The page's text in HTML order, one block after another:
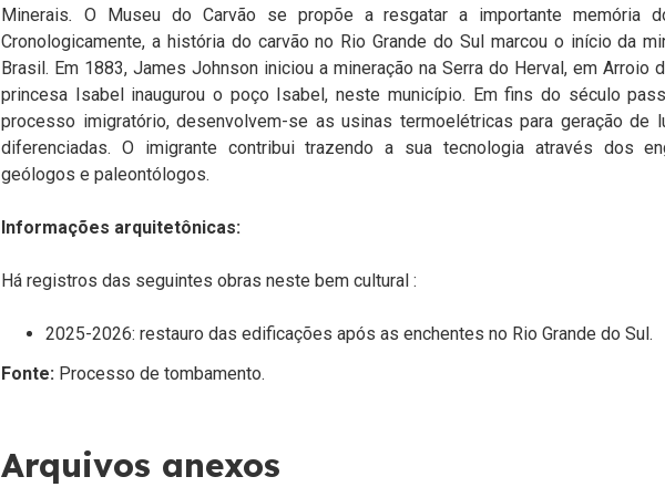
Minerais. O Museu do Carvão se propõe a resgatar a importante memória
Cronologicamente, a história do carvão no Rio Grande do Sul marcou o início da
Brasil. Em 1883, James Johnson iniciou a mineração na Serra do Herval, em Arroio
princesa Isabel inaugurou o poço Isabel, neste município. Em fins do século
processo imigratório, desenvolvem-se as usinas termoelétricas para geração de
diferenciadas. O imigrante contribui trazendo a sua tecnologia através dos
geólogos e paleontólogos.
Informações arquitetônicas:
Há registros das seguintes obras neste bem cultural :
2025-2026: restauro das edificações após as enchentes no Rio Grande do Sul.
Fonte: Processo de tombamento.
Arquivos anexos